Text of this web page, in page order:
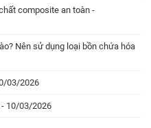
composite an toàn -
Nên sử dụng loại bồn chứa hóa
03/2026
- 10/03/2026